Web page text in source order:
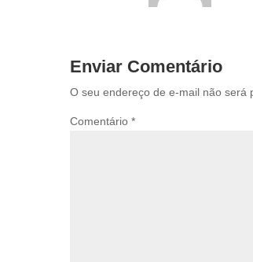
Enviar Comentário
O seu endereço de e-mail não será
Comentário *